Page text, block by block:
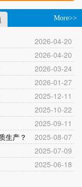
More>>
2026-04-20
2026-04-20
2026-03-24
2026-01-27
2025-12-11
2025-10-22
2025-09-11
2025-08-07
生产？
2025-07-09
2025-06-18